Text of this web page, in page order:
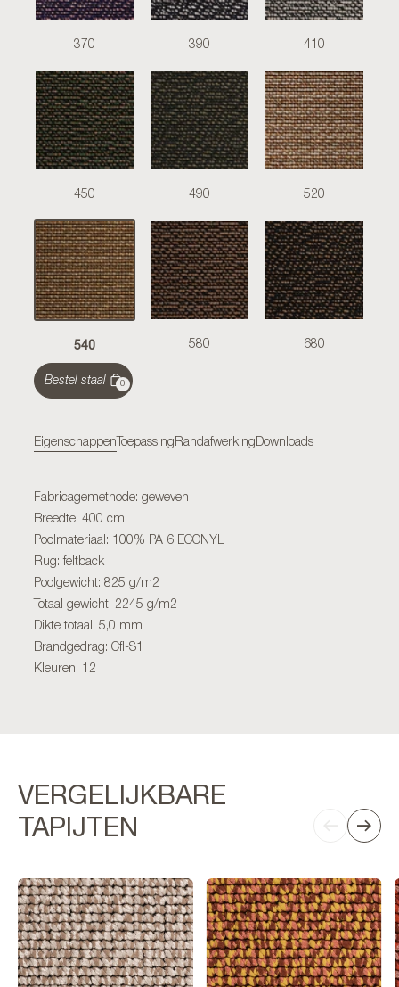
370 390 410
450 490 520
540 580 680
Bestel staal 0
Eigenschappen Toepassing Randafwerking Downloads
Fabricagemethode: geweven
Breedte: 400 cm
Poolmateriaal: 100% PA 6 ECONYL
Rug: feltback
Poolgewicht: 825 g/m2
Totaal gewicht: 2245 g/m2
Dikte totaal: 5,0 mm
Brandgedrag: Cfl-S1
Kleuren: 12
VERGELIJKBARE
TAPIJTEN